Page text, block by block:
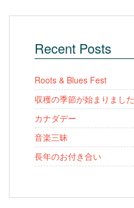
Recent Posts
Roots & Blues Fest
収穫の季節が始まりました
カナダデー
音楽三昧
長年のお付き合い